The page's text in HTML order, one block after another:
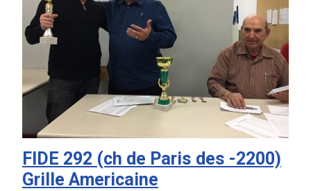
FIDE 292 (ch de Paris des -2200)
Grille Americaine